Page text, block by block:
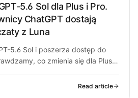
5.6 Sol dla Plus i Pro.
ChatGPT dostają
z Luna
5.6 Sol i poszerza dostęp do
co zmienia się dla Plus,
Read article